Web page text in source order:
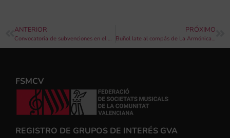
ANTERIOR
Convocatoria de subvenciones en el ámbito musical de innovación social y urbana, investigación, economía creativa y sostenibilidad cultural en el marco de la estrategia de València Music City
PRÓXIMO
Buñol late al compás de La Armónica y La Artística en la 50ª edición del Mano a Mano
FSMCV
REGISTRO DE GRUPOS DE INTERÉS GVA